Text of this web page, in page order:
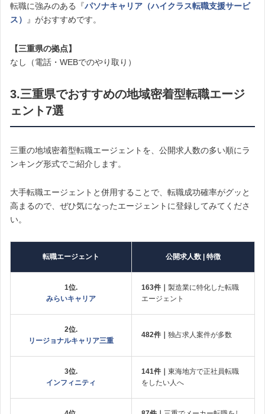
転職に強みのある『パソナキャリア（ハイクラス転職支援サービ
ス）
』がおすすめです。
【三重県の拠点】
なし（電話・WEBでのやり取り）
3.三重県でおすすめの地域密着型転職エージ
ェント7選
三重の地域密着型転職エージェントを、公開求人数の多い順にラ
ンキング形式でご紹介します。
大手転職エージェントと併用することで、転職成功確率がグッと
高まるので、ぜひ気になったエージェントに登録してみてくださ
い。
転職エージェント 公開求人数 | 特徴
1位.
みらいキャリア
163件｜ 製造業に特化した転職
エージェント
2位.
リージョナルキャリア三重
482件｜ 独占求人案件が多数
3位.
インフィニティ
141件｜ 東海地方で正社員転職
をしたい人へ